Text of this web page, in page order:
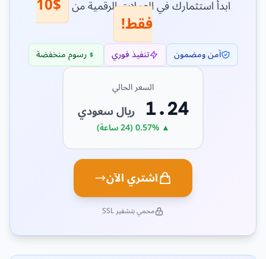
ابدأ استثمارك في العملات الرقمية من
فقط!
آمن ومضمون تنفيذ فوري
رسوم منخفضة
السعر الحالي
1.24 ريال سعودي
▲ 0.57% (24 ساعة)
اشتري الآن
محمي بتشفير SSL